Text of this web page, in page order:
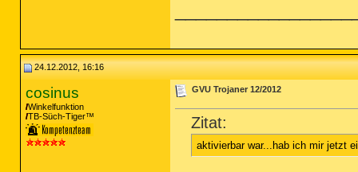
24.12.2012, 16:16
cosinus
Winkelfunktion
TB-Süch-Tiger™
GVU Trojaner 12/2012
Zitat:
aktivierbar war...hab ich mir jetzt